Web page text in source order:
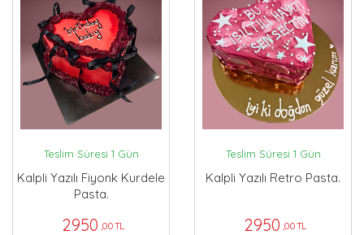
Teslim Süresi 1 Gün
Kalpli Yazılı Fiyonk Kurdele
Pasta.
2950 ,00 TL
Teslim Süresi 1 Gün
Kalpli Yazılı Retro Pasta.
2950 ,00 TL